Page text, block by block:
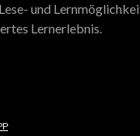
und
Lernerlebnis.